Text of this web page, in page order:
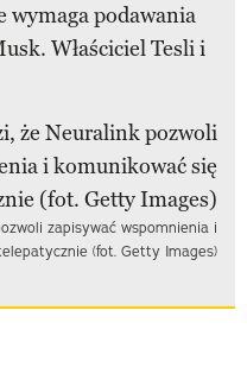
wymaga podawania
Właściciel Tesli i
zapisywać wspomnienia i
(fot. Getty Images)